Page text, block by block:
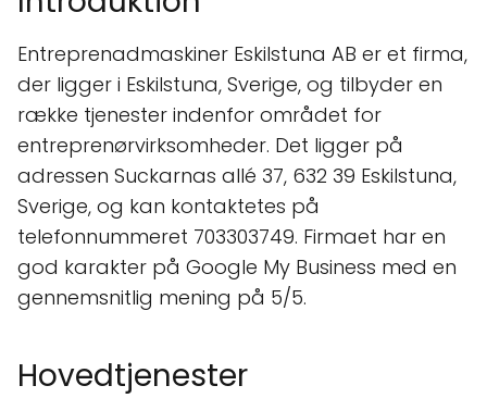
Entreprenadmaskiner Eskilstuna AB er et firma,
der ligger i Eskilstuna, Sverige, og tilbyder en
række tjenester indenfor området for
entreprenørvirksomheder. Det ligger på
adressen Suckarnas allé 37, 632 39 Eskilstuna,
Sverige, og kan kontaktetes på
telefonnummeret 703303749. Firmaet har en
god karakter på Google My Business med en
gennemsnitlig mening på 5/5.
Hovedtjenester